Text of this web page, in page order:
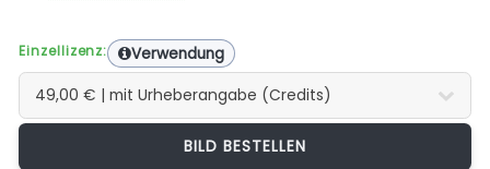
Einzellizenz: Verwendung
BILD BESTELLEN